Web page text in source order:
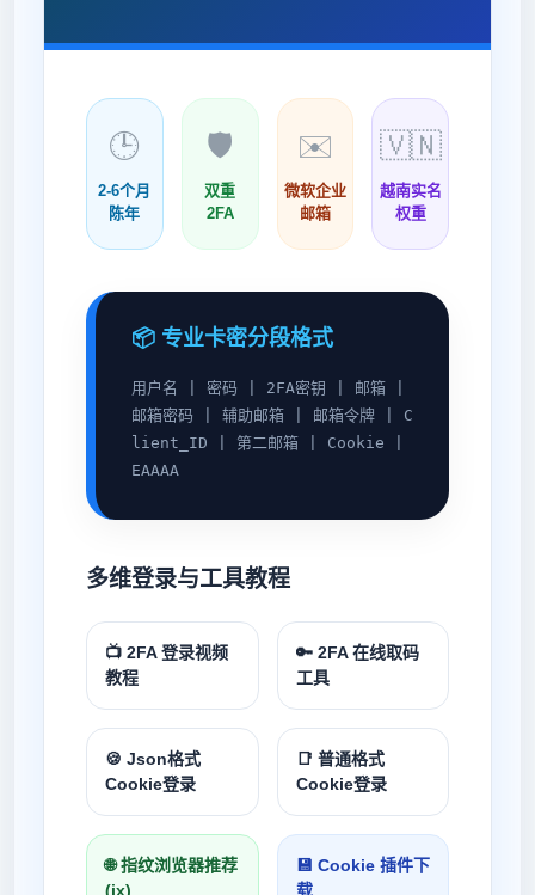
🕒
2-6个月
陈年
🛡️
双重
2FA
✉️
微软企业
邮箱
🇻🇳
越南实名
权重
📦 专业卡密分段格式
用户名 | 密码 | 2FA密钥 | 邮箱 |
邮箱密码 | 辅助邮箱 | 邮箱令牌 | C
lient_ID | 第二邮箱 | Cookie |
EAAAA
多维登录与工具教程
📺 2FA 登录视频
教程
🔑 2FA 在线取码
工具
🍪 Json格式
Cookie登录
📑 普通格式
Cookie登录
🌐 指纹浏览器推荐
(ix)
💾 Cookie 插件下
载